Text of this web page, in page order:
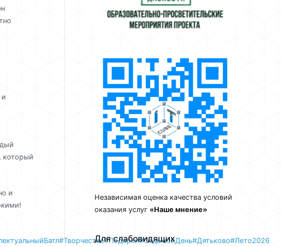
который
и
#Творчество#Подарки#СедьмойДень#Дятьково#Лето2026
Независимая оценка качества условий
оказания услуг «Наше мнение»
Для слабовидящих